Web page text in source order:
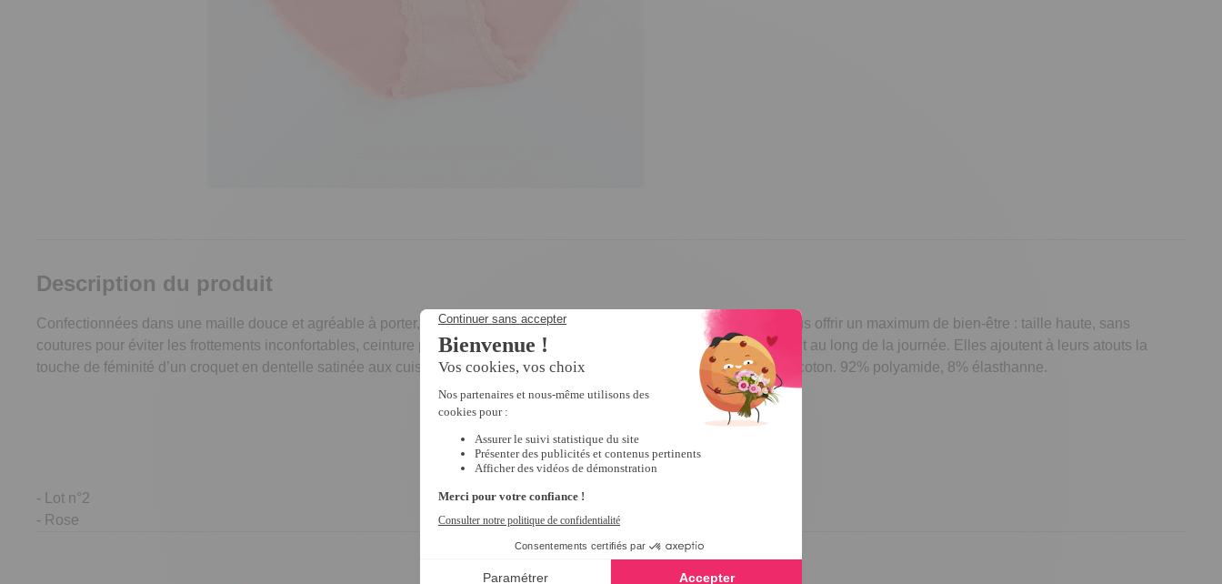
Description du produit
Confectionnées dans une maille douce et agréable à porter, ces culottes, vendues en lot de 3, ont été étudiées pour vous offrir un maximum de bien-être : taille haute, sans
coutures pour éviter les frottements inconfortables, ceinture plate élastiquée et forme enveloppante pour être à l’aise tout au long de la journée. Elles ajoutent à leurs atouts la
touche de féminité d’un croquet en dentelle satinée aux cuisses… Vous ne pourrez plus vous en passer ! Fond doublé coton. 92% polyamide, 8% élasthanne.
- Lot n°2
- Rose